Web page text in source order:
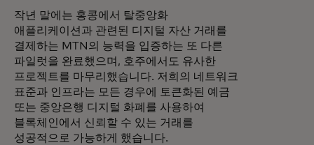
작년 말에는 홍콩에서 탈중앙화
애플리케이션과 관련된 디지털 자산 거래를
결제하는 MTN의 능력을 입증하는 또 다른
파일럿을 완료했으며, 호주에서도 유사한
프로젝트를 마무리했습니다. 저희의 네트워크
표준과 인프라는 모든 경우에 토큰화된 예금
또는 중앙은행 디지털 화폐를 사용하여
블록체인에서 신뢰할 수 있는 거래를
성공적으로 가능하게 했습니다.